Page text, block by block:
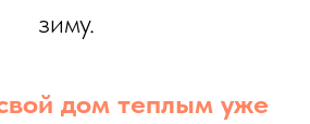
зиму.
дом теплым уже